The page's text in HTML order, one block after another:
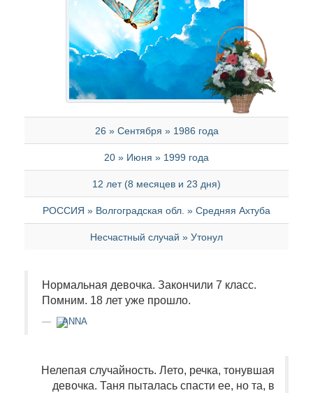
26 » Сентября » 1986 года
20 » Июня » 1999 года
12 лет (8 месяцев и 23 дня)
РОССИЯ » Волгоградская обл. » Средняя Ахтуба
Несчастный случай » Утонул
Нормальная девочка. Закончили 7 класс.
Помним. 18 лет уже прошло.
ANNA
Нелепая случайность. Лето, речка, тонувшая
девочка. Таня пыталась спасти ее, но та, в